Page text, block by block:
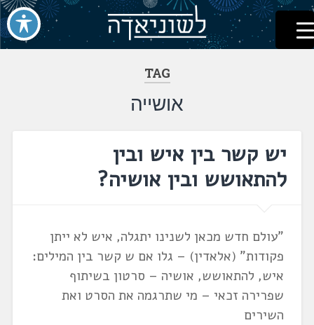
דלג
לתוכן
לשוניאדה
עברית. לשון. שפה
TAG
אושייה
יש קשר בין איש ובין
להתאושש ובין אושיה?
"עולם חדש מכאן לשנינו יתגלה, איש לא ייתן
פקודות" (אלאדין) – גלו אם ש קשר בין המילים:
איש, להתאושש, אושיה – סרטון בשיתוף
שפרירה זכאי – מי שתרגמה את הסרט ואת
השירים